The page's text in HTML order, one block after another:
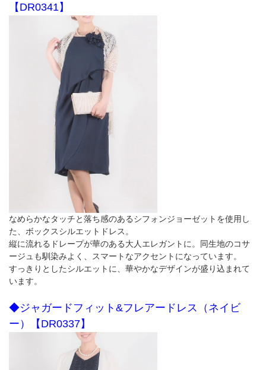
【DR0341】
なめらかなタッチと落ち感のあるシフォンジョーゼットを使用し
た、ボックスシルエットドレス。
縦に流れるドレープが華のある大人エレガントに。同生地のコサ
ージュも馴染みよく、スマートなアクセントになっています。
すっきりとしたシルエットに、華やかなデザインが盛り込まれて
います。
◆ジャガードフィット&フレアードレス（ネイビ
ー）【DR0337】